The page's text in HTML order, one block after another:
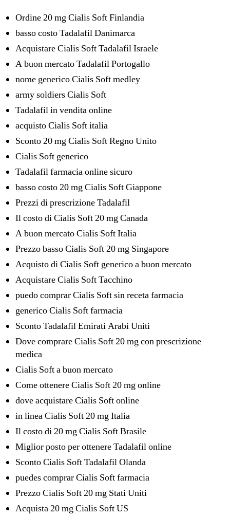
Ordine 20 mg Cialis Soft Finlandia
basso costo Tadalafil Danimarca
Acquistare Cialis Soft Tadalafil Israele
A buon mercato Tadalafil Portogallo
nome generico Cialis Soft medley
army soldiers Cialis Soft
Tadalafil in vendita online
acquisto Cialis Soft italia
Sconto 20 mg Cialis Soft Regno Unito
Cialis Soft generico
Tadalafil farmacia online sicuro
basso costo 20 mg Cialis Soft Giappone
Prezzi di prescrizione Tadalafil
Il costo di Cialis Soft 20 mg Canada
A buon mercato Cialis Soft Italia
Prezzo basso Cialis Soft 20 mg Singapore
Acquisto di Cialis Soft generico a buon mercato
Acquistare Cialis Soft Tacchino
puedo comprar Cialis Soft sin receta farmacia
generico Cialis Soft farmacia
Sconto Tadalafil Emirati Arabi Uniti
Dove comprare Cialis Soft 20 mg con prescrizione
medica
Cialis Soft a buon mercato
Come ottenere Cialis Soft 20 mg online
dove acquistare Cialis Soft online
in linea Cialis Soft 20 mg Italia
Il costo di 20 mg Cialis Soft Brasile
Miglior posto per ottenere Tadalafil online
Sconto Cialis Soft Tadalafil Olanda
puedes comprar Cialis Soft farmacia
Prezzo Cialis Soft 20 mg Stati Uniti
Acquista 20 mg Cialis Soft US